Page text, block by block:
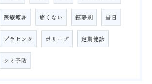
医療痩身 痛くない 鎮静剤 当日
プラセンタ ポリープ 定期健診
シミ予防